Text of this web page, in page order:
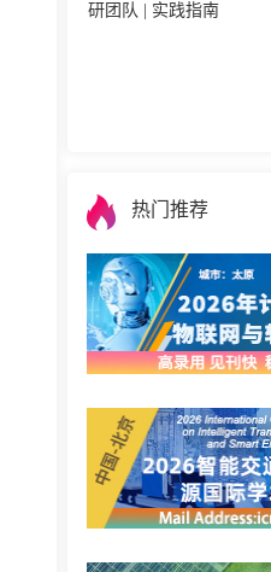
研团队 | 实践指南
热门推荐